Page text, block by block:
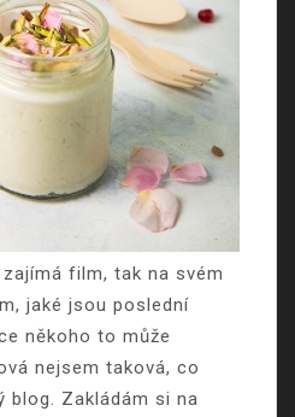
film, tak na svém
jaké jsou poslední
někoho to může
nejsem taková, co
blog. Zakládám si na